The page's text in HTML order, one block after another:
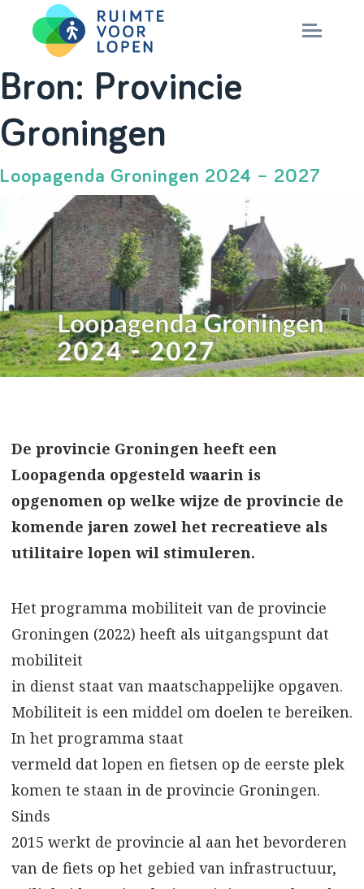
Skip
to
content
NIEUWS
PARTNERS
CITY DEAL
MAGAZINES
Nationaal Masterplan
Bron: Provincie
Groningen
Loopagenda Groningen 2024 – 2027
De provincie Groningen heeft een
Loopagenda opgesteld waarin is
opgenomen op welke wijze de provincie de
komende jaren zowel het recreatieve als
utilitaire lopen wil stimuleren.
Het programma mobiliteit van de provincie
Groningen (2022) heeft als uitgangspunt dat
mobiliteit
in dienst staat van maatschappelijke opgaven.
Mobiliteit is een middel om doelen te bereiken.
In het programma staat
vermeld dat lopen en fietsen op de eerste plek
komen te staan in de provincie Groningen.
Sinds
2015 werkt de provincie al aan het bevorderen
van de fiets op het gebied van infrastructuur,